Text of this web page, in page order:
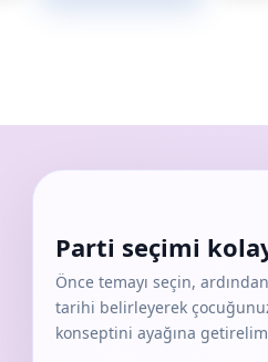
Parti seçimi
Önce temayı seçin,
tarihi belirleyerek
konseptini ayağına